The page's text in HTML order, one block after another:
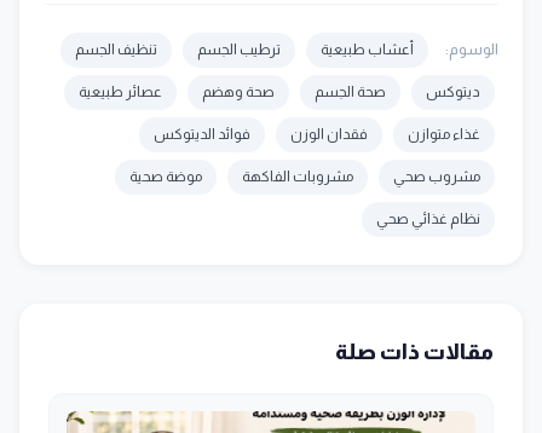
الوسوم: أعشاب طبيعية ترطيب الجسم تنظيف الجسم
ديتوكس صحة الجسم صحة وهضم عصائر طبيعية
غذاء متوازن فقدان الوزن فوائد الديتوكس
مشروب صحي مشروبات الفاكهة موضة صحية
نظام غذائي صحي
مقالات ذات صلة